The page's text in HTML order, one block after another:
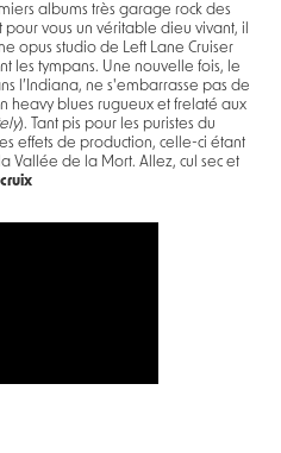
albums très garage rock des
pour vous un véritable dieu vivant, il
opus studio de Left Lane Cruiser
les tympans. Une nouvelle fois, le
l’Indiana, ne s'embarrasse pas de
heavy blues rugueux et frelaté aux
). Tant pis pour les puristes du
effets de production, celle-ci étant
Vallée de la Mort. Allez, cul sec et